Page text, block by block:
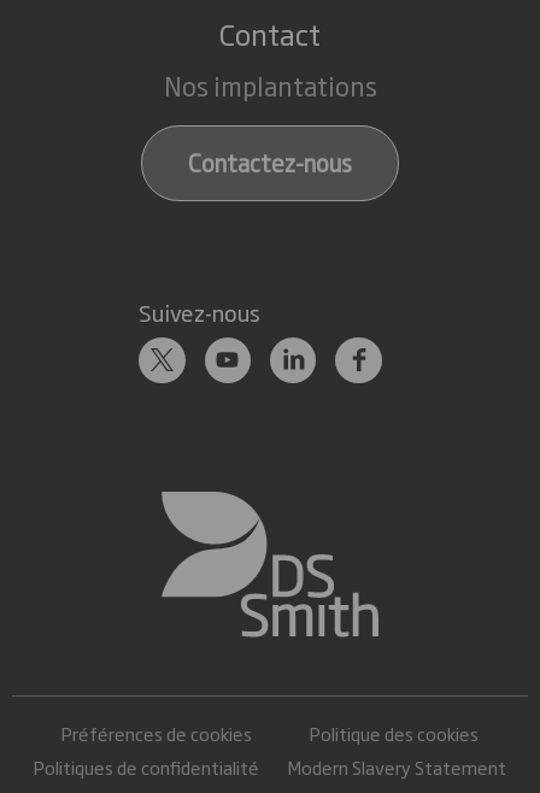
Contact
Nos implantations
Contactez-nous
Suivez-nous
Préférences de cookies
Politique des cookies
Politiques de confidentialité
Modern Slavery Statement